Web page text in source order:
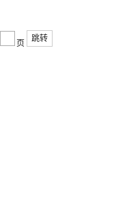
页
跳转